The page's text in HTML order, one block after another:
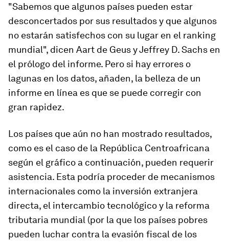
"Sabemos que algunos países pueden estar
desconcertados por sus resultados y que algunos
no estarán satisfechos con su lugar en el ranking
mundial", dicen Aart de Geus y Jeffrey D. Sachs en
el prólogo del informe. Pero si hay errores o
lagunas en los datos, añaden, la belleza de un
informe en línea es que se puede corregir con
gran rapidez.
Los países que aún no han mostrado resultados,
como es el caso de la República Centroafricana
según el gráfico a continuación, pueden requerir
asistencia. Esta podría proceder de mecanismos
internacionales como la inversión extranjera
directa, el intercambio tecnológico y la reforma
tributaria mundial (por la que los países pobres
pueden luchar contra la evasión fiscal de los